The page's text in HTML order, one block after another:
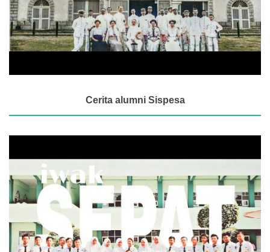
Cerita alumni Sispesa